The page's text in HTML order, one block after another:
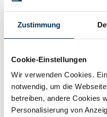
Zustimmung
Cookie-Einstellungen
Wir verwenden Cookies.
notwendig, um die
betreiben, andere Cookies
Personalisierung von
Spannung:
Kapazität: 4Ah